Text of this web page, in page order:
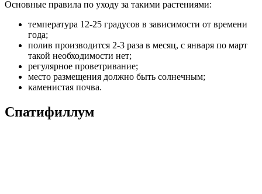
Основные правила по уходу за такими растениями:
температура 12-25 градусов в зависимости от времени
года;
полив производится 2-3 раза в месяц, с января по март
такой необходимости нет;
регулярное проветривание;
место размещения должно быть солнечным;
каменистая почва.
Спатифиллум